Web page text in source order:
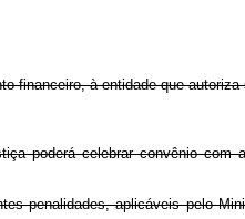
financeiro, à entidade que
poderá celebrar convênio com
penalidades, aplicáveis pelo